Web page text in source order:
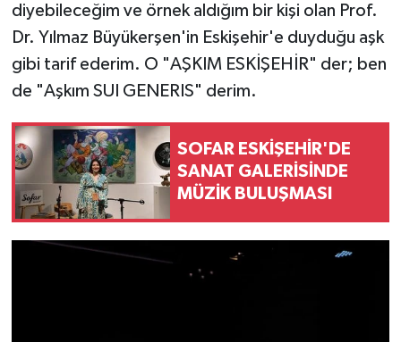
diyebileceğim ve örnek aldığım bir kişi olan Prof.
Dr. Yılmaz Büyükerşen'in Eskişehir'e duyduğu aşk
gibi tarif ederim. O "AŞKIM ESKİŞEHİR" der; ben
de "Aşkım SUI GENERIS" derim.
SOFAR ESKİŞEHİR'DE
SANAT GALERİSİNDE
MÜZİK BULUŞMASI